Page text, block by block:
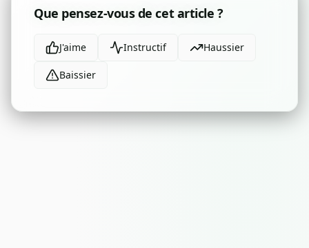
Que pensez-vous de cet article ?
J'aime Instructif Haussier
Baissier